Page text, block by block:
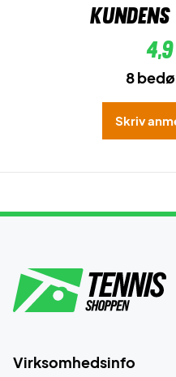
4,9
8
Skriv
Virksomhedsinfo